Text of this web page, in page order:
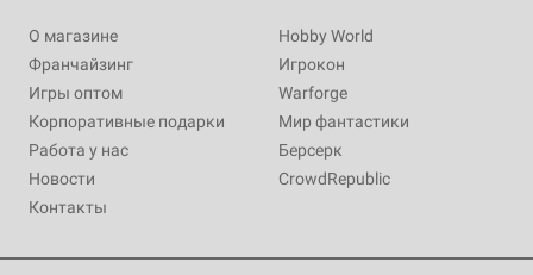
О магазине
Франчайзинг
Игры оптом
Корпоративные подарки
Работа у нас
Новости
Контакты
Hobby World
Игрокон
Warforge
Мир фантастики
Берсерк
CrowdRepublic